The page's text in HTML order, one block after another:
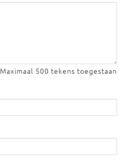
Maximaal 500 tekens toegestaan